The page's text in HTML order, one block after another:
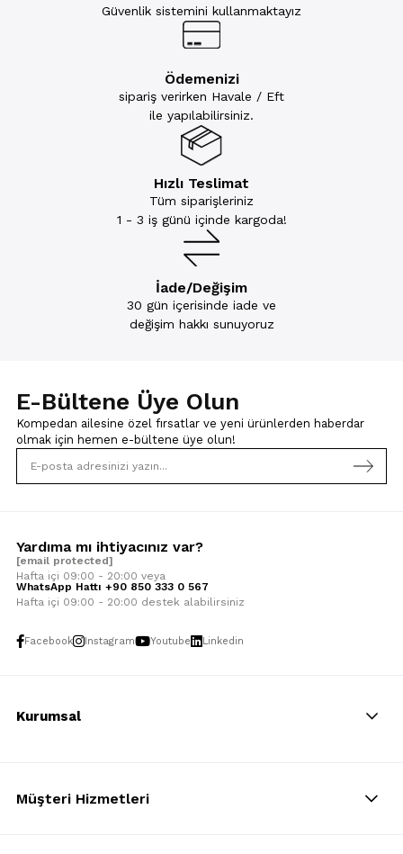
Güvenlik sistemini kullanmaktayız
Ödemenizi
sipariş verirken Havale / Eft
ile yapılabilirsiniz.
Hızlı Teslimat
Tüm siparişleriniz
1 - 3 iş günü içinde kargoda!
İade/Değişim
30 gün içerisinde iade ve
değişim hakkı sunuyoruz
E-Bültene Üye Olun
Kompedan ailesine özel fırsatlar ve yeni ürünlerden haberdar
olmak için hemen e-bültene üye olun!
Yardıma mı ihtiyacınız var?
[email protected]
Hafta içi 09:00 - 20:00 veya
WhatsApp Hattı +90 850 333 0 567
Hafta içi 09:00 - 20:00 destek alabilirsiniz
Facebook Instagram Youtube Linkedin
Kurumsal
Müşteri Hizmetleri